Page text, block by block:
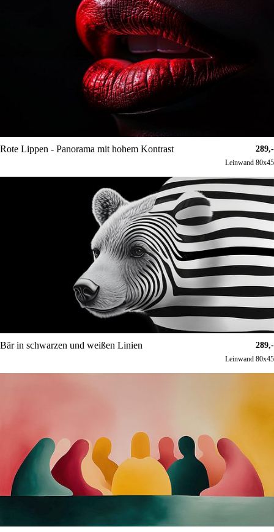
Rote Lippen - Panorama mit hohem Kontrast 289,-
Leinwand 80x45
Bär in schwarzen und weißen Linien 289,-
Leinwand 80x45